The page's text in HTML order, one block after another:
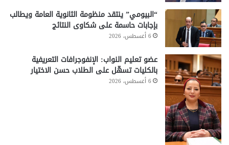
“البيومي” ينتقد منظومة الثانوية العامة ويطالب
بإجابات حاسمة على شكاوى النتائج
6 أغسطس، 2026
عضو تعليم النواب: الإنفوجرافات التعريفية
بالكليات تسهّل على الطلاب حسن الاختيار
6 أغسطس، 2026